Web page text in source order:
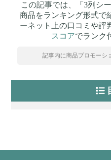
この記事では、「3列シ
商品をランキング形式で
ーネット上の口コミや評
スコアでランク
記事内に商品プロモーシ